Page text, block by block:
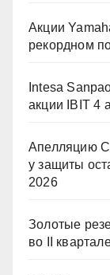
Акции
рекордном
Intesa
акции IBIT 4
Апелляцию
у защиты
2026
Золотые
во II